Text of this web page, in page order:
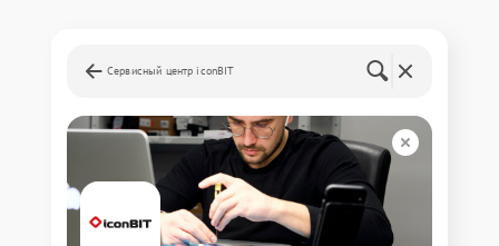
Сервисный центр iconBIT